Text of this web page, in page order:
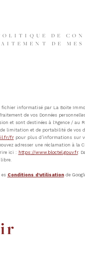
DE
DE
informatisé par La Boite
de vos Données
et sont destinées à l'Agence /
limitation et de portabilité de vos
frpour plus d’informations sur
adresser une réclamation à la
ici : https://www.bloctel.gouv.fr.
Conditions d'utilisationde